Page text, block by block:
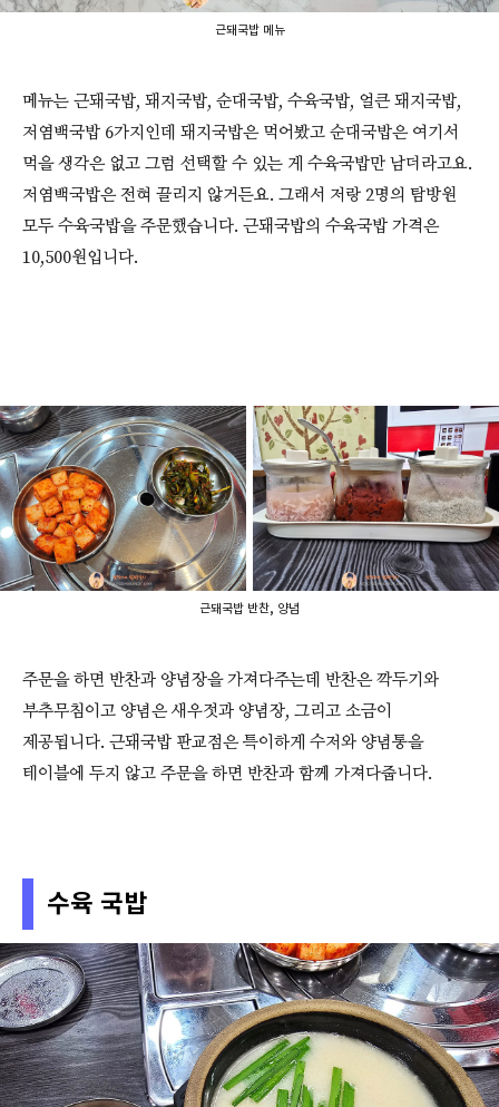
근돼국밥 메뉴
메뉴는 근돼국밥, 돼지국밥, 순대국밥, 수육국밥, 얼큰 돼지국밥,
저염백국밥 6가지인데 돼지국밥은 먹어봤고 순대국밥은 여기서
먹을 생각은 없고 그럼 선택할 수 있는 게 수육국밥만 남더라고요.
저염백국밥은 전혀 끌리지 않거든요. 그래서 저랑 2명의 탐방원
모두 수육국밥을 주문했습니다. 근돼국밥의 수육국밥 가격은
10,500원입니다.
근돼국밥 반찬, 양념
주문을 하면 반찬과 양념장을 가져다주는데 반찬은 깍두기와
부추무침이고 양념은 새우젓과 양념장, 그리고 소금이
제공됩니다. 근돼국밥 판교점은 특이하게 수저와 양념통을
테이블에 두지 않고 주문을 하면 반찬과 함께 가져다줍니다.
수육 국밥